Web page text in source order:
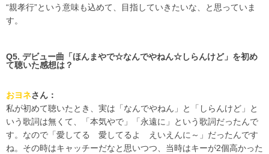
“親孝行”という意味も込めて、目指していきたいな、と思っていま
す。
Q5. デビュー曲「ほんまやで☆なんでやねん☆しらんけど」を初め
て聴いた感想は？
おヨネさん：
私が初めて聴いたとき、実は「なんでやねん」と「しらんけど」と
いう歌詞は無くて、「本気やで」「永遠に」という歌詞だったんで
す。なので「愛してる 愛してるよ えいえんに～」だったんです
ね。その時はキャッチーだなと思いつつ、当時はキーが2個高かった